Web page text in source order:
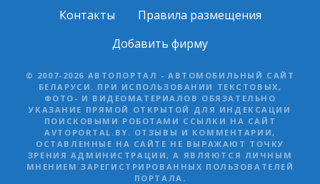
Контакты
Правила размещения
Добавить фирму
© 2007-2026 АВТОПОРТАЛ - АВТОМОБИЛЬНЫЙ САЙТ
БЕЛАРУСИ. ПРИ ИСПОЛЬЗОВАНИИ ТЕКСТОВЫХ,
ФОТО- И ВИДЕОМАТЕРИАЛОВ ОБЯЗАТЕЛЬНО
УКАЗАНИЕ ПРЯМОЙ ОТКРЫТОЙ ДЛЯ ИНДЕКСАЦИИ
ПОИСКОВЫМИ РОБОТАМИ ССЫЛКИ НА САЙТ
AVTOPORTAL.BY. ОТЗЫВЫ И КОММЕНТАРИИ,
ОСТАВЛЕННЫЕ НА САЙТЕ НЕ ВЫРАЖАЮТ ТОЧКУ
ЗРЕНИЯ АДМИНИСТРАЦИИ, А ЯВЛЯЮТСЯ ЛИЧНЫМ
МНЕНИЕМ ЗАРЕГИСТРИРОВАННЫХ ПОЛЬЗОВАТЕЛЕЙ
ПОРТАЛА.